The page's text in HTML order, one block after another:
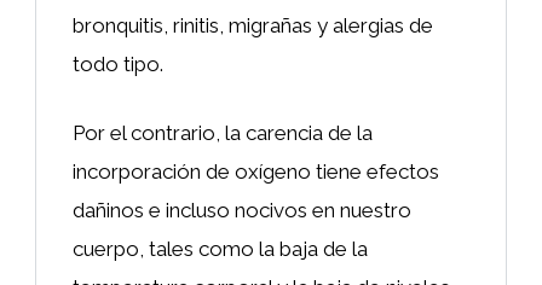
bronquitis, rinitis, migrañas y alergias de
todo tipo.
Por el contrario, la carencia de la
incorporación de oxígeno tiene efectos
dañinos e incluso nocivos en nuestro
cuerpo, tales como la baja de la